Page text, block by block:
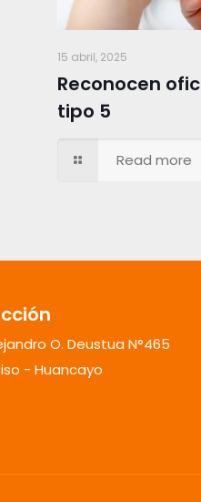
15 abril, 2025
Reconocen
tipo 5
Read more
O. Deustua N°465
- Huancayo